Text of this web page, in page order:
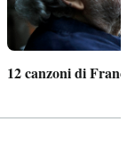
12 canzoni di